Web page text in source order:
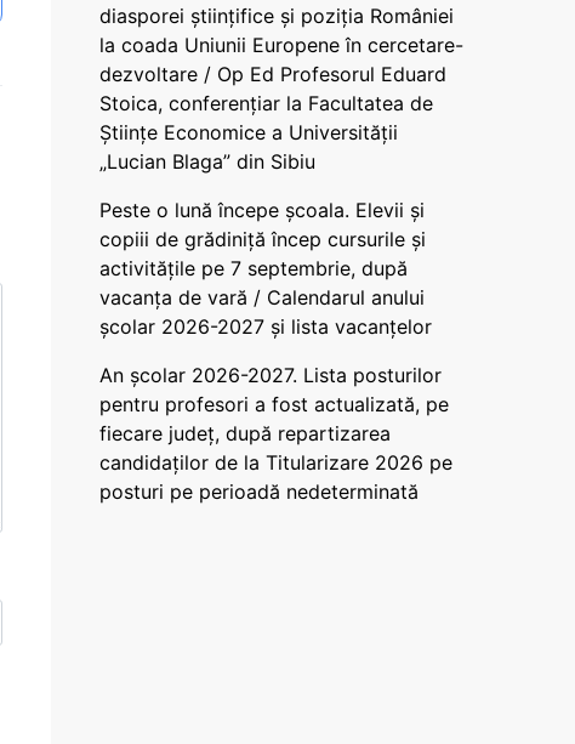
diasporei științifice și poziția României
la coada Uniunii Europene în cercetare-
dezvoltare / Op Ed Profesorul Eduard
Stoica, conferențiar la Facultatea de
Științe Economice a Universității
„Lucian Blaga” din Sibiu
Peste o lună începe școala. Elevii și
copiii de grădiniță încep cursurile și
activitățile pe 7 septembrie, după
vacanța de vară / Calendarul anului
școlar 2026-2027 și lista vacanțelor
An școlar 2026-2027. Lista posturilor
pentru profesori a fost actualizată, pe
fiecare județ, după repartizarea
candidaților de la Titularizare 2026 pe
posturi pe perioadă nedeterminată